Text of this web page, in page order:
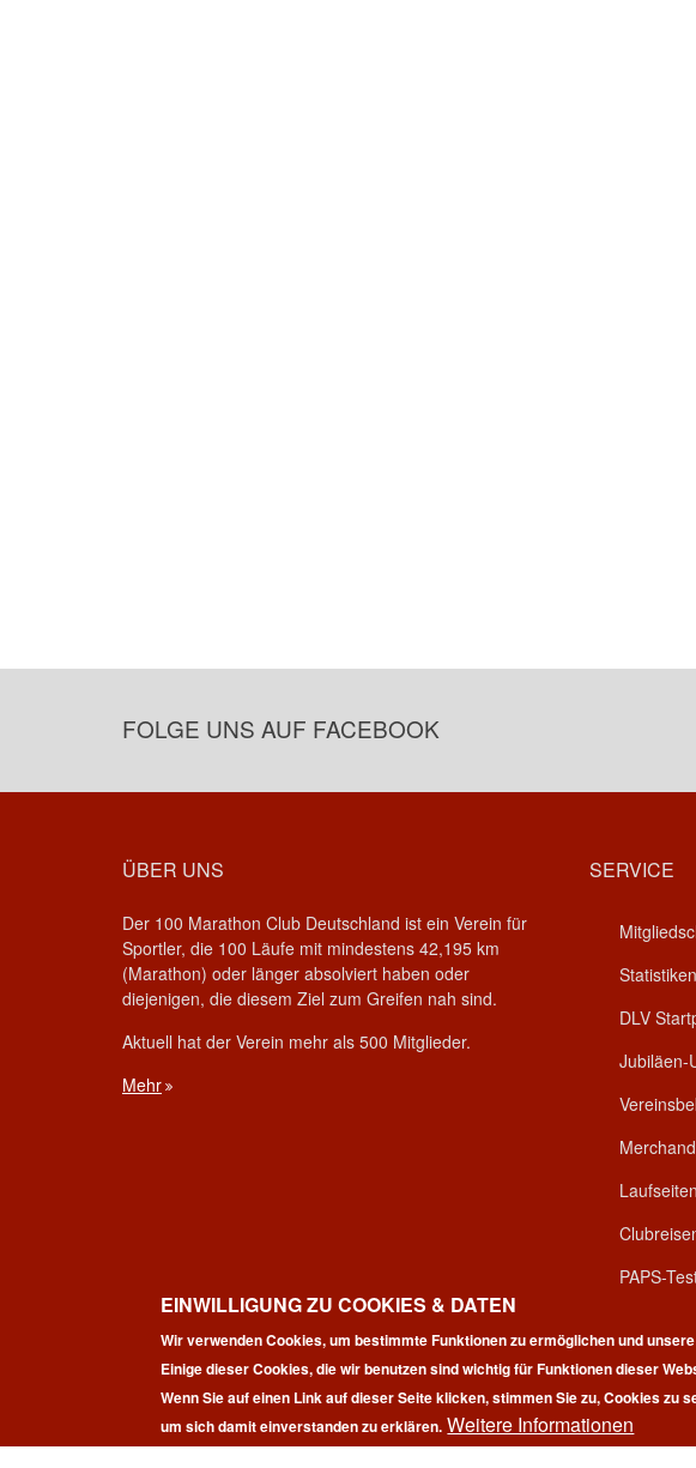
FOLGE UNS AUF FACEBOOK
ÜBER UNS
Der 100 Marathon Club Deutschland ist ein Verein für
Sportler, die 100 Läufe mit mindestens 42,195 km
(Marathon) oder länger absolviert haben oder
diejenigen, die diesem Ziel zum Greifen nah sind.
Aktuell hat der Verein mehr als 500 Mitglieder.
Mehr
SERVICE
Statistiken
DLV
Jubiläen-
PAPS-
Copyright © 2026 | 100
EINWILLIGUNG ZU COOKIES & DATEN
Wir verwenden Cookies, um bestimmte Funktionen zu ermöglichen und
Einige dieser Cookies, die wir benutzen sind wichtig für Funktionen dieser
Wenn Sie auf einen Link auf dieser Seite klicken, stimmen Sie zu, Cookies zu
um sich damit einverstanden zu erklären. Weitere Informationen